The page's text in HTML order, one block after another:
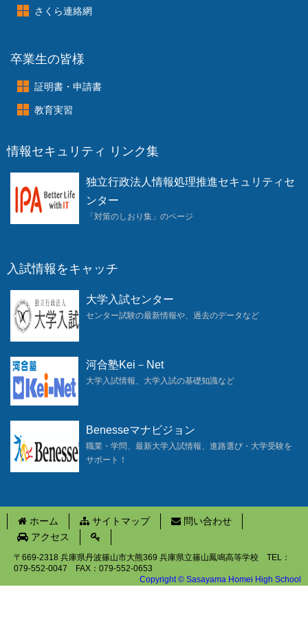
さくら連絡網
卒業生の皆様
証明書・申請書
教育実習
情報セキュリティ リンク集
独立行政法人情報処理推進セキュリティセ
ンター
「対策のしおり集」のページ
入試情報をキャッチ
大学入試センター
センター試験の最新情報や、過去のデータなど
河合塾Kei－Net
大学入試情報、大学入試の基礎知識など
Benesseマナビジョン
職業・学問、最新大学入試情報、進路選び・大学受験を
サポート！
ホーム サイトマップ
問い合わせ
アクセス
〒669-2318 兵庫県丹波篠山市大熊369 兵庫県立篠山鳳鳴高等学校 TEL：
079-552-0047 FAX：079-552-0653
Copyright © Sasayama Homei High School